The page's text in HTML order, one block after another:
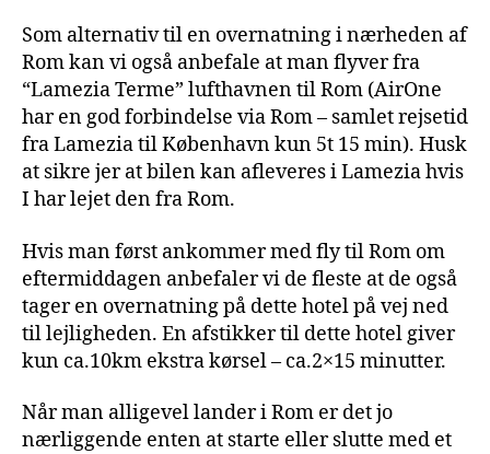
Som alternativ til en overnatning i nærheden af
Rom kan vi også anbefale at man flyver fra
“Lamezia Terme” lufthavnen til Rom (AirOne
har en god forbindelse via Rom – samlet rejsetid
fra Lamezia til København kun 5t 15 min). Husk
at sikre jer at bilen kan afleveres i Lamezia hvis
I har lejet den fra Rom.
Hvis man først ankommer med fly til Rom om
eftermiddagen anbefaler vi de fleste at de også
tager en overnatning på dette hotel på vej ned
til lejligheden. En afstikker til dette hotel giver
kun ca.10km ekstra kørsel – ca.2×15 minutter.
Når man alligevel lander i Rom er det jo
nærliggende enten at starte eller slutte med et